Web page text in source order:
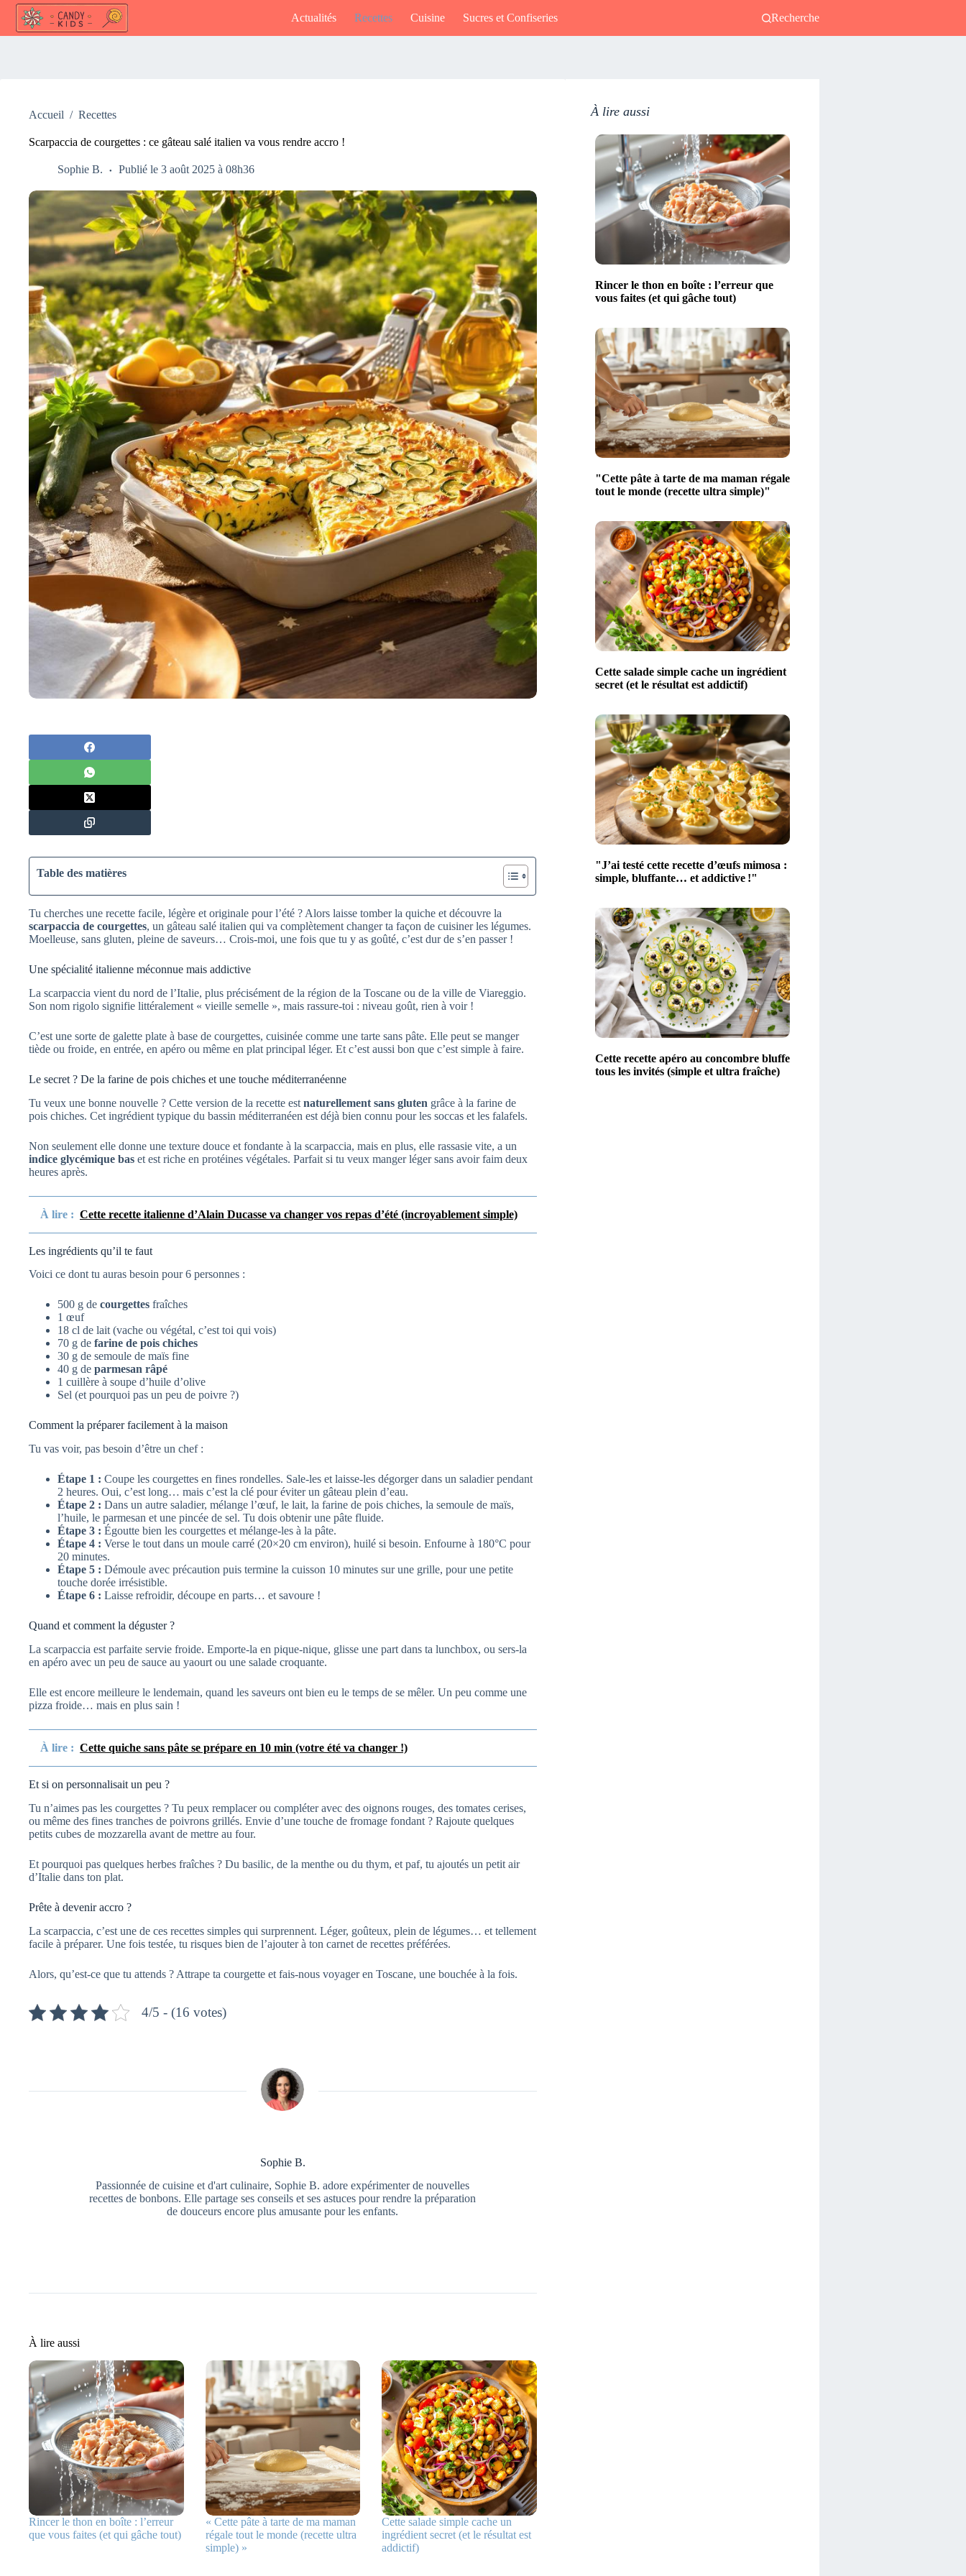
Passer
contenu
Actualités Recettes Cuisine Sucres et Confiseries Recherche
Accueil / Recettes
Scarpaccia de courgettes : ce gâteau salé italien va vous rendre accro !
Sophie B. Publié le 3 août 2025 à 08h36
Table des matières
Tu cherches une recette facile, légère et originale pour l’été ? Alors laisse tomber la quiche et découvre la
scarpaccia de courgettes, un gâteau salé italien qui va complètement changer ta façon de cuisiner les légumes.
Moelleuse, sans gluten, pleine de saveurs… Crois-moi, une fois que tu y as goûté, c’est dur de s’en passer !
Une spécialité italienne méconnue mais addictive
La scarpaccia vient du nord de l’Italie, plus précisément de la région de la Toscane ou de la ville de Viareggio.
Son nom rigolo signifie littéralement « vieille semelle », mais rassure-toi : niveau goût, rien à voir !
C’est une sorte de galette plate à base de courgettes, cuisinée comme une tarte sans pâte. Elle peut se manger
tiède ou froide, en entrée, en apéro ou même en plat principal léger. Et c’est aussi bon que c’est simple à faire.
Le secret ? De la farine de pois chiches et une touche méditerranéenne
Tu veux une bonne nouvelle ? Cette version de la recette est naturellement sans gluten grâce à la farine de
pois chiches. Cet ingrédient typique du bassin méditerranéen est déjà bien connu pour les soccas et les falafels.
Non seulement elle donne une texture douce et fondante à la scarpaccia, mais en plus, elle rassasie vite, a un
indice glycémique bas et est riche en protéines végétales. Parfait si tu veux manger léger sans avoir faim deux
heures après.
À lire : Cette recette italienne d’Alain Ducasse va changer vos repas d’été (incroyablement simple)
Les ingrédients qu’il te faut
Voici ce dont tu auras besoin pour 6 personnes :
500 g de courgettes fraîches
1 œuf
18 cl de lait (vache ou végétal, c’est toi qui vois)
70 g de farine de pois chiches
30 g de semoule de maïs fine
40 g de parmesan râpé
1 cuillère à soupe d’huile d’olive
Sel (et pourquoi pas un peu de poivre ?)
Comment la préparer facilement à la maison
Tu vas voir, pas besoin d’être un chef :
Étape 1 : Coupe les courgettes en fines rondelles. Sale-les et laisse-les dégorger dans un saladier pendant
2 heures. Oui, c’est long… mais c’est la clé pour éviter un gâteau plein d’eau.
Étape 2 : Dans un autre saladier, mélange l’œuf, le lait, la farine de pois chiches, la semoule de maïs,
l’huile, le parmesan et une pincée de sel. Tu dois obtenir une pâte fluide.
Étape 3 : Égoutte bien les courgettes et mélange-les à la pâte.
Étape 4 : Verse le tout dans un moule carré (20×20 cm environ), huilé si besoin. Enfourne à 180°C pour
20 minutes.
Étape 5 : Démoule avec précaution puis termine la cuisson 10 minutes sur une grille, pour une petite
touche dorée irrésistible.
Étape 6 : Laisse refroidir, découpe en parts… et savoure !
Quand et comment la déguster ?
La scarpaccia est parfaite servie froide. Emporte-la en pique-nique, glisse une part dans ta lunchbox, ou sers-la
en apéro avec un peu de sauce au yaourt ou une salade croquante.
Elle est encore meilleure le lendemain, quand les saveurs ont bien eu le temps de se mêler. Un peu comme une
pizza froide… mais en plus sain !
À lire : Cette quiche sans pâte se prépare en 10 min (votre été va changer !)
Et si on personnalisait un peu ?
Tu n’aimes pas les courgettes ? Tu peux remplacer ou compléter avec des oignons rouges, des tomates cerises,
ou même des fines tranches de poivrons grillés. Envie d’une touche de fromage fondant ? Rajoute quelques
petits cubes de mozzarella avant de mettre au four.
Et pourquoi pas quelques herbes fraîches ? Du basilic, de la menthe ou du thym, et paf, tu ajoutés un petit air
d’Italie dans ton plat.
Prête à devenir accro ?
La scarpaccia, c’est une de ces recettes simples qui surprennent. Léger, goûteux, plein de légumes… et tellement
facile à préparer. Une fois testée, tu risques bien de l’ajouter à ton carnet de recettes préférées.
Alors, qu’est-ce que tu attends ? Attrape ta courgette et fais-nous voyager en Toscane, une bouchée à la fois.
4/5 - (16 votes)
Sophie B.
Passionnée de cuisine et d'art culinaire, Sophie B. adore expérimenter de nouvelles
recettes de bonbons. Elle partage ses conseils et ses astuces pour rendre la préparation
de douceurs encore plus amusante pour les enfants.
À lire aussi
Rincer le thon en boîte : l’erreur
que vous faites (et qui gâche tout)
« Cette pâte à tarte de ma maman
régale tout le monde (recette ultra
simple) »
Cette salade simple cache un
ingrédient secret (et le résultat est
addictif)
À lire aussi
Rincer le thon en boîte : l’erreur que
vous faites (et qui gâche tout)
"Cette pâte à tarte de ma maman régale
tout le monde (recette ultra simple)"
Cette salade simple cache un ingrédient
secret (et le résultat est addictif)
"J’ai testé cette recette d’œufs mimosa :
simple, bluffante… et addictive !"
Cette recette apéro au concombre bluffe
tous les invités (simple et ultra fraîche)